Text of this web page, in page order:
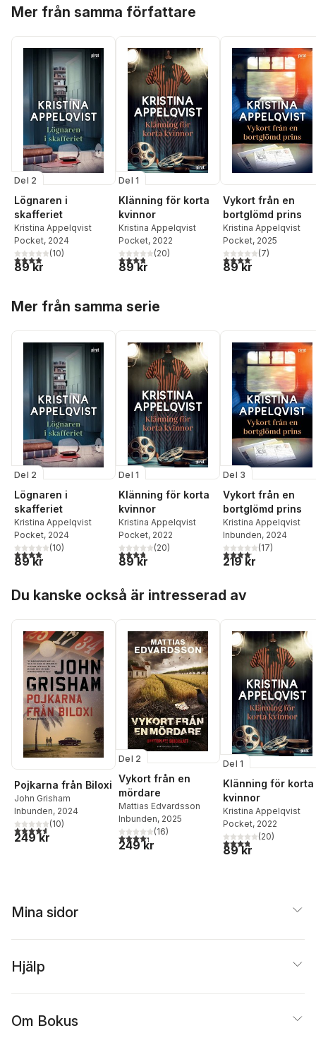
Mer från samma författare
Del 2
Lögnaren i
skafferiet
Kristina Appelqvist
Pocket, 2024
3,9utav 5 stjärnor. Totalt antal röster:
(10)
89 kr
Del 1
Klänning för korta
kvinnor
Kristina Appelqvist
Pocket, 2022
3,8utav 5 stjärnor. Totalt antal röster:
(20)
89 kr
Vykort från en
bortglömd prins
Kristina Appelqvist
Pocket, 2025
4,1utav 5 stjärnor.
(7)
89 kr
Mer från samma serie
Del 2
Lögnaren i
skafferiet
Kristina Appelqvist
Pocket, 2024
3,9utav 5 stjärnor. Totalt antal röster:
(10)
89 kr
Del 1
Klänning för korta
kvinnor
Kristina Appelqvist
Pocket, 2022
3,8utav 5 stjärnor. Totalt antal röster:
(20)
89 kr
Del 3
Vykort från en
bortglömd prins
Kristina Appelqvist
Inbunden, 2024
4,1utav 5 stjärnor.
(17)
219 kr
Du kanske också är intresserad av
Pojkarna från Biloxi
John Grisham
Inbunden, 2024
4,6utav 5 stjärnor. Totalt antal röster:
(10)
249 kr
Del 2
Vykort från en
mördare
Mattias Edvardsson
Inbunden, 2025
4,3utav 5 stjärnor. Totalt antal röster:
(16)
249 kr
Del 1
Klänning för korta
kvinnor
Kristina Appelqvist
Pocket, 2022
3,8utav 5 stjärnor.
(20)
89 kr
Mina sidor
Hjälp
Om Bokus